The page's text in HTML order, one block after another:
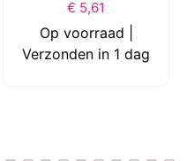
€ 5,61
Op voorraad |
Verzonden in 1 dag